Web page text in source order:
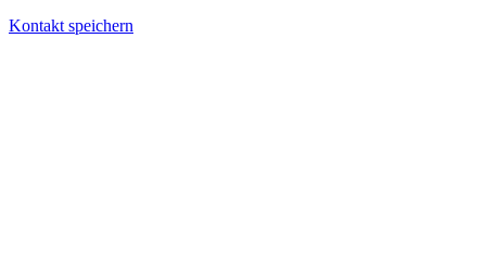
Kontakt speichern